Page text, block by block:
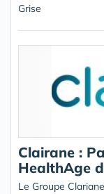
Grise
Clairane :
HealthAge
Le Groupe